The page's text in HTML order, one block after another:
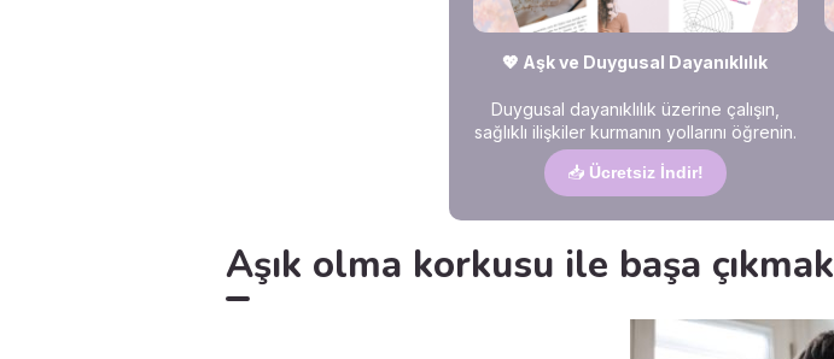
💖 Aşk ve Duygusal Dayanıklılık
Duygusal dayanıklılık üzerine çalışın,
sağlıklı ilişkiler kurmanın yollarını öğrenin.
📥Ücretsiz İndir!
Aşık olma korkusu ile başa çıkmak